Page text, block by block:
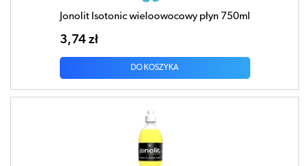
Jonolit Isotonic wieloowocowy płyn 750ml
3,74 zł
DO KOSZYKA